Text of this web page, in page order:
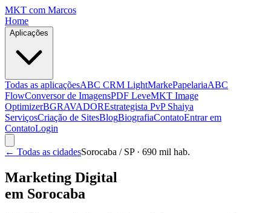
MKT com Marcos
Home
Aplicações
Todas as aplicaçõesABC CRM LightMarkePapelariaABC
FlowConversor de ImagensPDF LeveMKT Image
OptimizerBGRAVADOREstrategista PvP Shaiya
ServiçosCriação de SitesBlogBiografiaContatoEntrar em
ContatoLogin
← Todas as cidadesSorocaba / SP· 690 mil hab.
Marketing Digital
em Sorocaba